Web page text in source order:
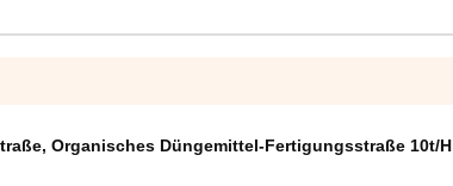
, Organisches Düngemittel-Fertigungsstraße 10t/H